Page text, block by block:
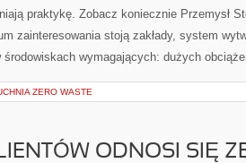
praktykę. Zobacz koniecznie Przemysł
zainteresowania stoją zakłady, system
środowiskach wymagających: dużych
ZERO WASTE
ODNOSI SIĘ